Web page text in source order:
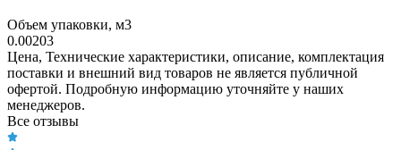
Объем упаковки, м3
0.00203
Цена, Технические характеристики, описание, комплектация
поставки и внешний вид товаров не является публичной
офертой. Подробную информацию уточняйте у наших
менеджеров.
Все отзывы